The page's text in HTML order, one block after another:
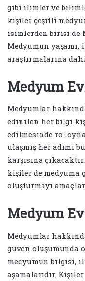
gibi ilimler ve
kişiler çeşitli
isimlerden birisi de
Medyumun
araştırmalarına
Medyum
Medyumlar
edinilen her bilgi
edilmesinde rol
ulaşmış her adımı
karşısına
kişiler de medyuma
oluşturmayı
Medyum
Medyumlar
güven oluşumunda
medyumun bilgisi,
aşamalarıdır.